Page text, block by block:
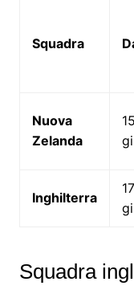
Squadra
Nuova
Zelanda
15
Inghilterra
17
Squadra